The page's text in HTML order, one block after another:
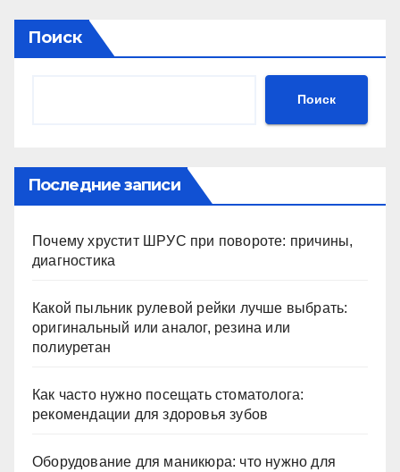
Поиск
Поиск
Последние записи
Почему хрустит ШРУС при повороте: причины,
диагностика
Какой пыльник рулевой рейки лучше выбрать:
оригинальный или аналог, резина или
полиуретан
Как часто нужно посещать стоматолога:
рекомендации для здоровья зубов
Оборудование для маникюра: что нужно для